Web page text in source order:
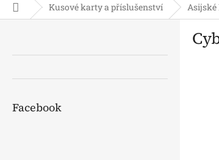
Domů Kusové karty a příslušenství
Facebook